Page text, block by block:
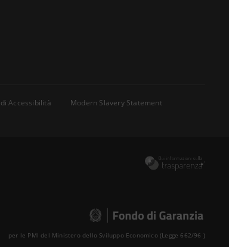
Accessibilità
Modern Slavery Statement
per le PMI del Ministero dello Sviluppo Economico (Legge 662/96 )